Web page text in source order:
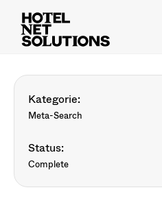
Kategorie:
Meta-Search
Status:
Complete